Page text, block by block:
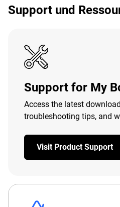
Support und
Support for My
Access the latest
troubleshooting tips, and
Visit Product Support